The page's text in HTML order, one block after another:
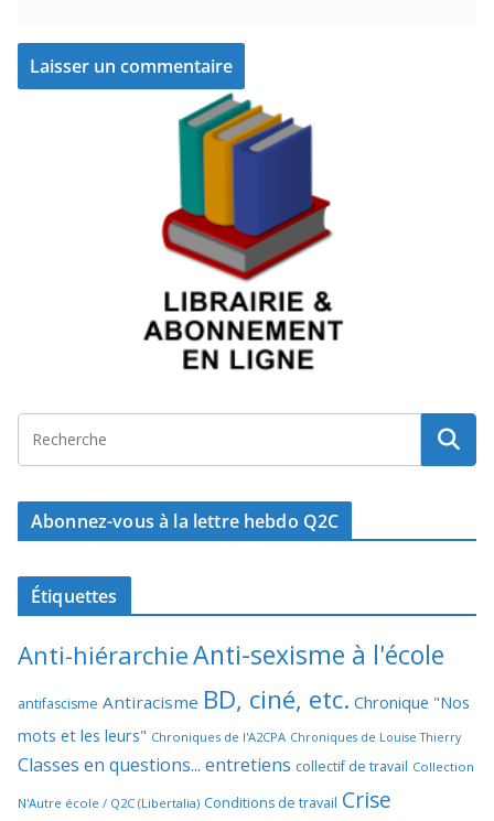
Abonnez-vous à la lettre hebdo Q2C
Étiquettes
Anti-hiérarchieAnti-sexisme à l'école
antifascisme Antiracisme BD, ciné, etc. Chronique "Nos
mots et les leurs" Chroniques de l'A2CPA Chroniques de Louise Thierry
Classes en questions... entretiens collectif de travail Collection
N'Autre école / Q2C (Libertalia) Conditions de travail Crise